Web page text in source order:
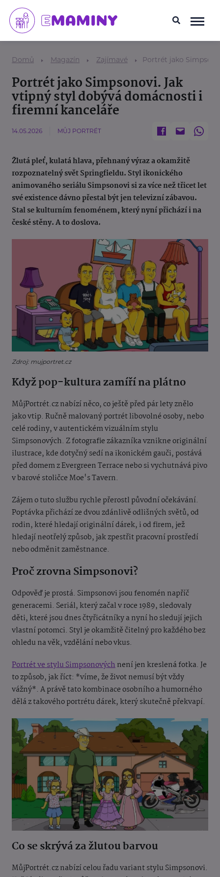
Domů Magazín Zajímavé Portrét jako
Portrét jako Simpsonovi. Jak
vtipný styl dobývá domácnosti i
firemní kanceláře
14.05.2026 MŮJ PORTRÉT
Žlutá pleť, kulatá hlava, přehnaný výraz a okamžitě
rozpoznatelný svět Springfieldu. Styl ikonického
animovaného seriálu Simpsonovi si za více než třicet let
své existence dávno přestal být jen televizní zábavou.
Stal se kulturním fenoménem, který nyní přichází i na
české stěny. A to doslova.
Zdroj: mujportret.cz
Když pop-kultura zamíří na plátno
MůjPortrét.cz nabízí něco, co ještě před pár lety znělo
jako vtip. Ručně malovaný portrét libovolné osoby, nebo
celé rodiny, v autentickém vizuálním stylu
Simpsonových. Z fotografie zákazníka vznikne originální
ilustrace, kde dotyčný sedí na ikonickém gauči, postává
před domem z Evergreen Terrace nebo si vychutnává pivo
v barové stoličce Moe's Tavern.
Zájem o tuto službu rychle přerostl původní očekávání.
Poptávka přichází ze dvou zdánlivě odlišných světů, od
rodin, které hledají originální dárek, i od firem, jež
hledají neotřelý způsob, jak zpestřit pracovní prostředí
nebo odměnit zaměstnance.
Proč zrovna Simpsonovi?
Odpověď je prostá. Simpsonovi jsou fenomén napříč
generacemi. Seriál, který začal v roce 1989, sledovaly
děti, které jsou dnes čtyřicátníky a nyní ho sledují jejich
vlastní potomci. Styl je okamžitě čitelný pro každého bez
ohledu na věk, vzdělání nebo vkus.
Portrét ve stylu Simpsonovýchnení jen kreslená fotka. Je
to způsob, jak říct: *víme, že život nemusí být vždy
vážný*. A právě tato kombinace osobního a humorného
dělá z takového portrétu dárek, který skutečně překvapí.
Co se skrývá za žlutou barvou
MůjPortrét.cz nabízí celou řadu variant stylu Simpsonovi.